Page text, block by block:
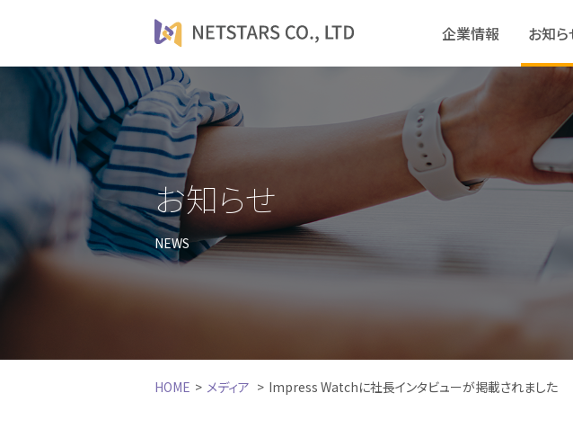
企業情報 お知ら
お知らせ
NEWS
HOME メディア Impress Watchに社長インタビューが掲載されました